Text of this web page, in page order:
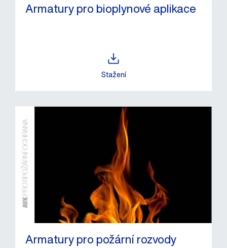
Armatury pro bioplynové aplikace
Stažení
Armatury pro požární rozvody